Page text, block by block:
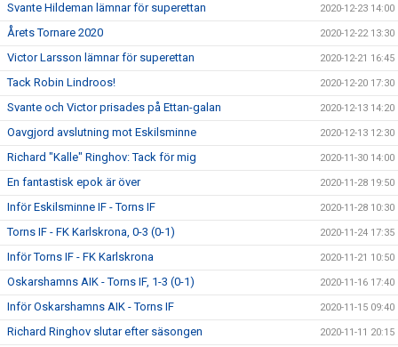
Svante Hildeman lämnar för superettan 2020-12-23 14:00
Årets Tornare 2020 2020-12-22 13:30
Victor Larsson lämnar för superettan 2020-12-21 16:45
Tack Robin Lindroos! 2020-12-20 17:30
Svante och Victor prisades på Ettan-galan 2020-12-13 14:20
Oavgjord avslutning mot Eskilsminne 2020-12-13 12:30
Richard "Kalle" Ringhov: Tack för mig 2020-11-30 14:00
En fantastisk epok är över 2020-11-28 19:50
Inför Eskilsminne IF - Torns IF 2020-11-28 10:30
Torns IF - FK Karlskrona, 0-3 (0-1) 2020-11-24 17:35
Inför Torns IF - FK Karlskrona 2020-11-21 10:50
Oskarshamns AIK - Torns IF, 1-3 (0-1) 2020-11-16 17:40
Inför Oskarshamns AIK - Torns IF 2020-11-15 09:40
Richard Ringhov slutar efter säsongen 2020-11-11 20:15